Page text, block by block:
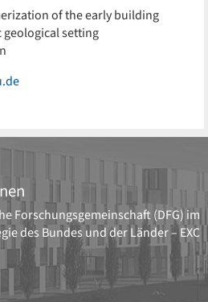
of the early building
setting
Forschungsgemeinschaft (DFG) im
des Bundes und der Länder – EXC